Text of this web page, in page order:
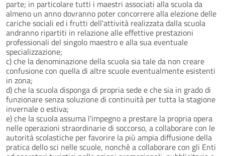
parte; in particolare tutti i maestri associati alla scuola da
almeno un anno dovranno poter concorrere alla elezione delle
cariche sociali ed i frutti dell'attività realizzata dalla scuola
andranno ripartiti in relazione alle effettive prestazioni
professionali del singolo maestro e alla sua eventuale
specializzazione;
c) che la denominazione della scuola sia tale da non creare
confusione con quella di altre scuole eventualmente esistenti
in zona;
d) che la scuola disponga di propria sede e che sia in grado di
funzionare senza soluzione di continuità per tutta la stagione
invernale o estiva;
e) che la scuola assuma l'impegno a prestare la propria opera
nelle operazioni straordinarie di soccorso, a collaborare con le
autorità scolastiche per favorire la più ampia diffusione della
pratica dello sci nelle scuole, nonchè a collaborare con gli Enti